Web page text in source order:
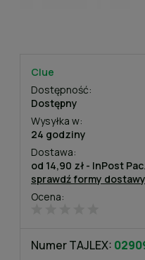
Ocena:
Clue
Dostępność:
Dostępny
Wysyłka w:
24 godziny
Dostawa:
od 14,90 zł - InPost
Cena nie zawiera
sprawdź formy dostawy
Numer TAJLEX: